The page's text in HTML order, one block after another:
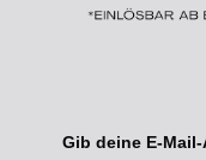
Gib deine E-